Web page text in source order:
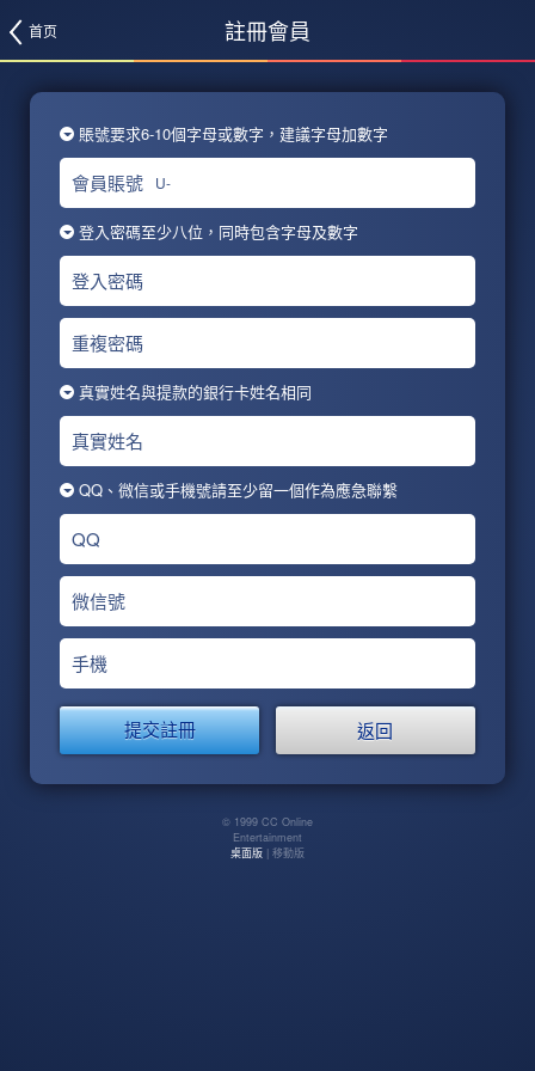
首页 註冊會員
賬號要求6-10個字母或數字，建議字母加數字
會員賬號 U-
登入密碼至少八位，同時包含字母及數字
登入密碼
重複密碼
真實姓名與提款的銀行卡姓名相同
真實姓名
QQ、微信或手機號請至少留一個作為應急聯繫
QQ
微信號
手機
返回
© 1999 CC Online
Entertainment
桌面版 | 移動版